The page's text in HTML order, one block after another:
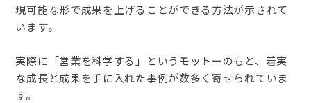
現可能な形で成果を上げることができる方法が示されて
います。
実際に「営業を科学する」というモットーのもと、着実
な成長と成果を手に入れた事例が数多く寄せられていま
す。